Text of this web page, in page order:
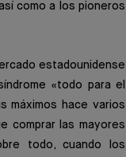
como a los pioneros
estadounidense
«todo para el
máximos hace varios
comprar las mayores
todo, cuando los